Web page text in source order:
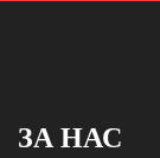
ЗА НАС